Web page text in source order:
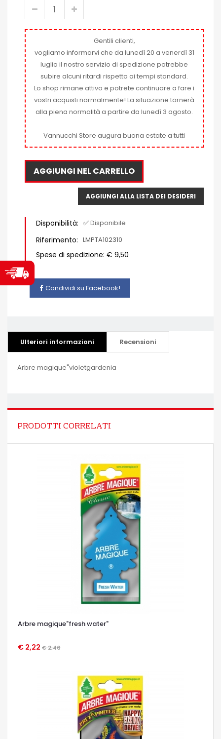
Gentili clienti,
vogliamo informarvi che da lunedì 20 a venerdì 31
luglio il nostro servizio di spedizione potrebbe
subire alcuni ritardi rispetto ai tempi standard.
Lo shop rimane attivo e potrete continuare a fare i
vostri acquisti normalmente! La situazione tornerà
alla piena normalità a partire da lunedì 3 agosto.
Vannucchi Store augura buona estate a tutti
AGGIUNGI NEL CARRELLO
AGGIUNGI ALLA LISTA DEI DESIDERI
Disponibilità: ✅ Disponibile
Riferimento: LMPTA102310
Spese di spedizione: € 9,50
Condividi su Facebook!
Ulteriori informazioni Recensioni
Arbre magique"violetgardenia
PRODOTTI CORRELATI
Arbre magique"fresh water"
€ 2,22 € 2,46
OCCHIATA VELOCE